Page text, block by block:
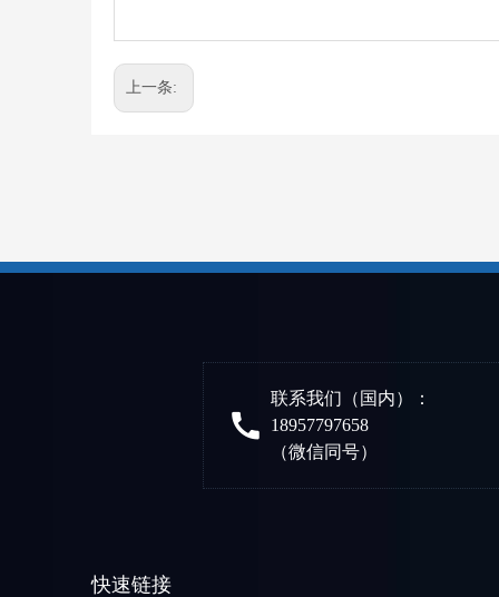
上一条:
联系我们（国内）：
18957797658
（微信同号）
快速链接